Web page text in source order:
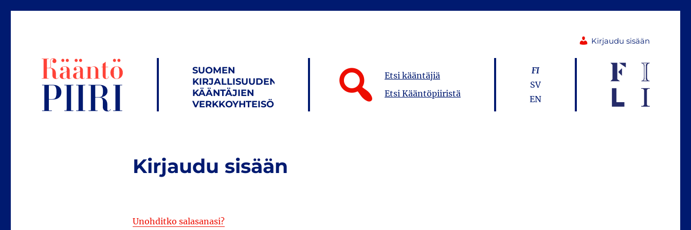
Kirjaudu sisään
SUOMEN
KIRJALLISUUDEN
KÄÄNTÄJIEN
VERKKOYHTEISÖ
Etsi kääntäjiä
Etsi Kääntöpiiristä
FI
SV
EN
Kirjaudu sisään
Unohditko salasanasi?